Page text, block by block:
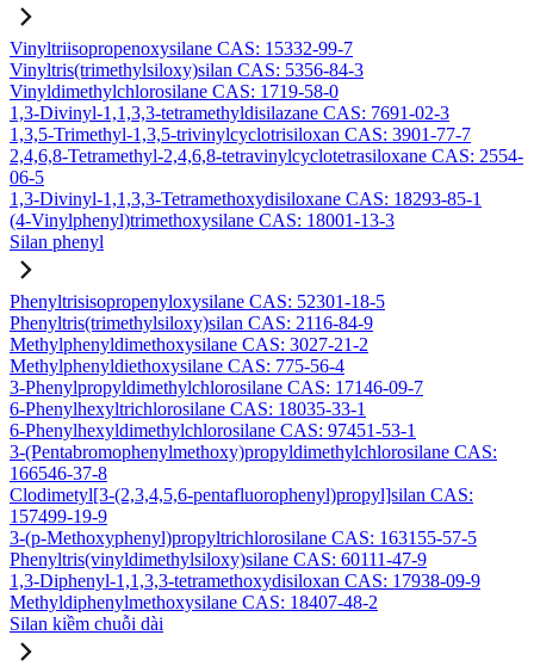
Vinyltriisopropenoxysilane CAS: 15332-99-7
Vinyltris(trimethylsiloxy)silan CAS: 5356-84-3
Vinyldimethylchlorosilane CAS: 1719-58-0
1,3-Divinyl-1,1,3,3-tetramethyldisilazane CAS: 7691-02-3
1,3,5-Trimethyl-1,3,5-trivinylcyclotrisiloxan CAS: 3901-77-7
2,4,6,8-Tetramethyl-2,4,6,8-tetravinylcyclotetrasiloxane CAS: 2554-
06-5
1,3-Divinyl-1,1,3,3-Tetramethoxydisiloxane CAS: 18293-85-1
(4-Vinylphenyl)trimethoxysilane CAS: 18001-13-3
Silan phenyl
Phenyltrisisopropenyloxysilane CAS: 52301-18-5
Phenyltris(trimethylsiloxy)silan CAS: 2116-84-9
Methylphenyldimethoxysilane CAS: 3027-21-2
Methylphenyldiethoxysilane CAS: 775-56-4
3-Phenylpropyldimethylchlorosilane CAS: 17146-09-7
6-Phenylhexyltrichlorosilane CAS: 18035-33-1
6-Phenylhexyldimethylchlorosilane CAS: 97451-53-1
3-(Pentabromophenylmethoxy)propyldimethylchlorosilane CAS:
166546-37-8
Clodimetyl[3-(2,3,4,5,6-pentafluorophenyl)propyl]silan CAS:
157499-19-9
3-(p-Methoxyphenyl)propyltrichlorosilane CAS: 163155-57-5
Phenyltris(vinyldimethylsiloxy)silane CAS: 60111-47-9
1,3-Diphenyl-1,1,3,3-tetramethoxydisiloxan CAS: 17938-09-9
Methyldiphenylmethoxysilane CAS: 18407-48-2
Silan kiềm chuỗi dài